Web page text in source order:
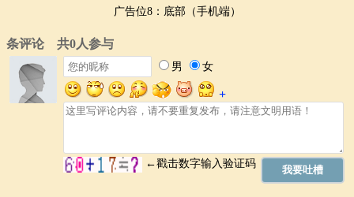
广告位8：底部（手机端）